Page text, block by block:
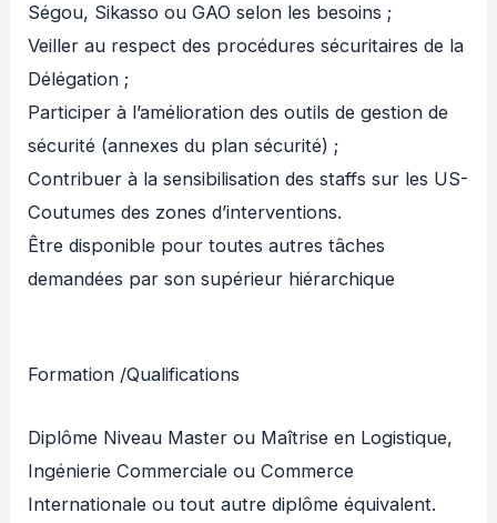
Ségou, Sikasso ou GAO selon les besoins ;
Veiller au respect des procédures sécuritaires de la
Délégation ;
Participer à l’amélioration des outils de gestion de
sécurité (annexes du plan sécurité) ;
Contribuer à la sensibilisation des staffs sur les US-
Coutumes des zones d’interventions.
Être disponible pour toutes autres tâches
demandées par son supérieur hiérarchique
Formation /Qualifications
Diplôme Niveau Master ou Maîtrise en Logistique,
Ingénierie Commerciale ou Commerce
Internationale ou tout autre diplôme équivalent.